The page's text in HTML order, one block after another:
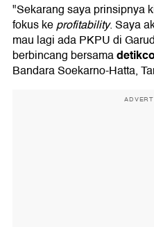
"Sekarang saya prinsipnya
fokus keprofitability. Saya
mau lagi ada PKPU di
berbincang bersama
Bandara Soekarno-Hatta,